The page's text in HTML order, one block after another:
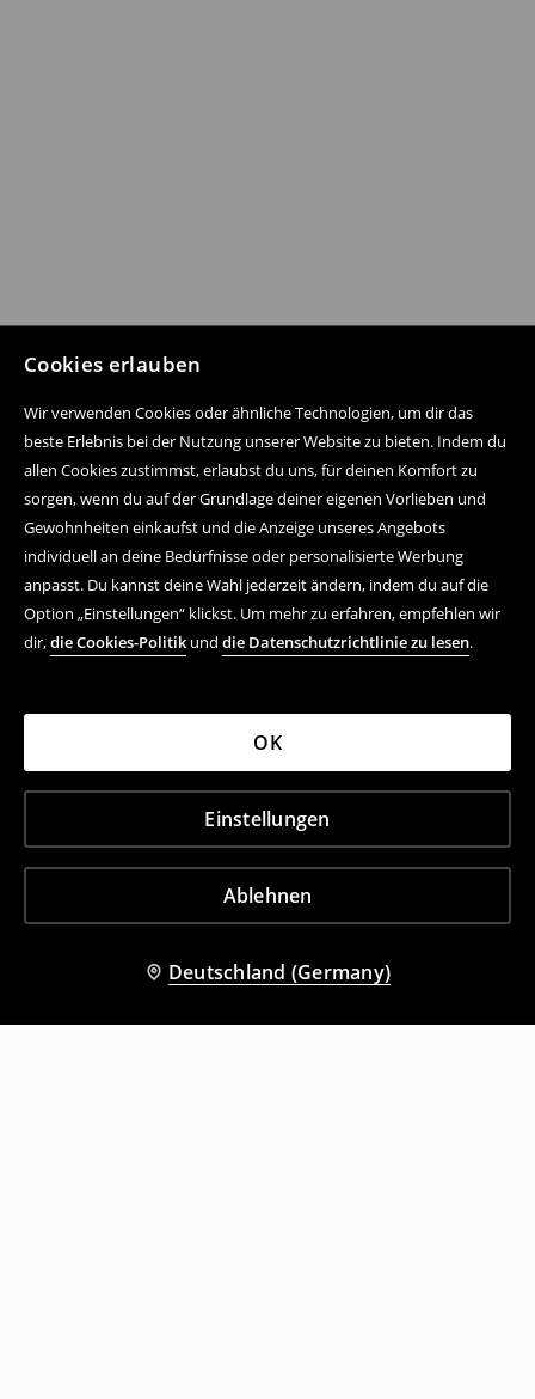
Cookies erlauben
Wir verwenden Cookies oder ähnliche Technologien, um dir das
beste Erlebnis bei der Nutzung unserer Website zu bieten. Indem du
allen Cookies zustimmst, erlaubst du uns, für deinen Komfort zu
sorgen, wenn du auf der Grundlage deiner eigenen Vorlieben und
Gewohnheiten einkaufst und die Anzeige unseres Angebots
individuell an deine Bedürfnisse oder personalisierte Werbung
anpasst. Du kannst deine Wahl jederzeit ändern, indem du auf die
Option „Einstellungen“ klickst. Um mehr zu erfahren, empfehlen wir
dir,die Cookies-Politik und die Datenschutzrichtlinie zu lesen.
Ablehnen
Einstellungen
OK
Deutschland (Germany)